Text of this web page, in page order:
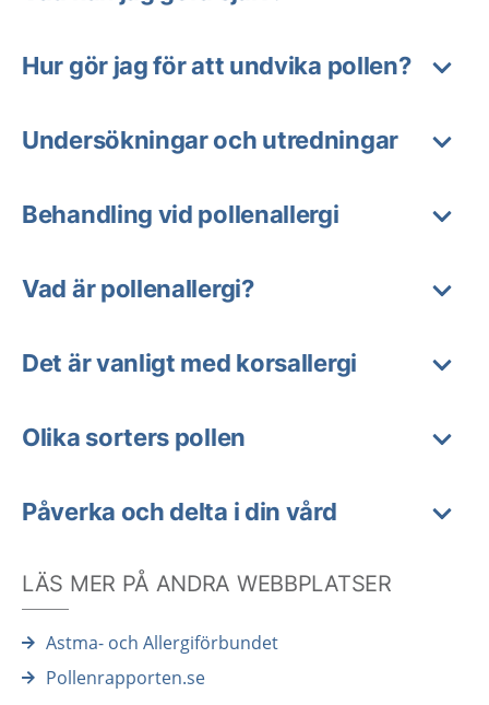
Hur gör jag för att undvika pollen?
Undersökningar och utredningar
Behandling vid pollenallergi
Vad är pollenallergi?
Det är vanligt med korsallergi
Olika sorters pollen
Påverka och delta i din vård
LÄS MER PÅ ANDRA WEBBPLATSER
Astma- och Allergiförbundet
Pollenrapporten.se